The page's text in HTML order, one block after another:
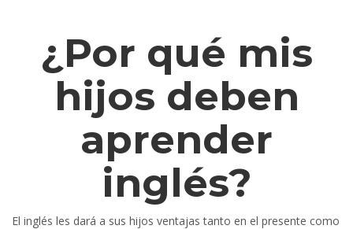
¿Por qué mis
hijos deben
aprender
inglés?
El inglés les dará a sus hijos ventajas tanto en el presente como